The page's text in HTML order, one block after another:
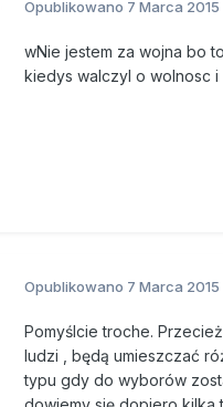
Opublikowano 7 Marca 2015
wNie jestem za wojna bo
kiedys walczyl o wolnosc
Opublikowano 7 Marca 2015
Pomyślcie troche.
ludzi , będą umieszczać
typu gdy do wyborów